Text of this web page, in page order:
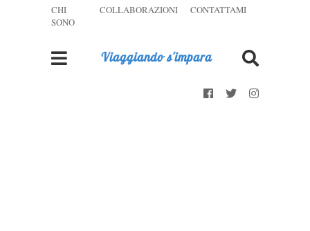
CHI
SONO
COLLABORAZIONI CONTATTAMI
Viaggiando s'impara